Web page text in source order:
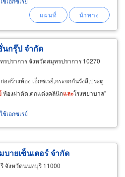
นกรุ๊ป จำกัด
รปราการ จังหวัดสมุทรปราการ 10270
ร้างห้อง เอ็กซเรย์,กระจกกันรังสี,ประตู
ห้องผ่าตัด,ตกแต่งคลินิกและโรงพยาบาล"
ช้เอกซเรย์
บายเซ็นเตอร์ จำกัด
จังหวัดนนทบุรี 11000